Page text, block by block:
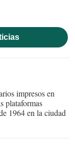
impresos en
plataformas
1964 en la ciudad